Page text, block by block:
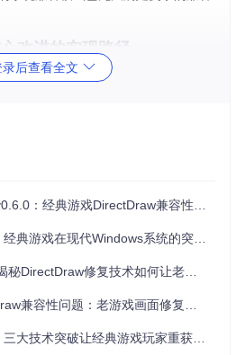
改进的实现路径
表面间距计算算法，实现了纹理数据
应转换。系统会实时检测GPU类型并
，赛道边缘抗锯齿效果显著改善，画
入处理线程，采用高频轮询机制（最
消息队列模式，并引入输入事件优
关键操作的响应优先性。
录后查看全文
经典游戏DirectDraw兼容性高效解决方案
戏在现代Windows系统的突破性解决方案
修复技术如何让老游戏在现代系统重生
问题：老游戏画面修复与性能优化终极解决方案
技术突破让经典游戏玩家重获流畅体验